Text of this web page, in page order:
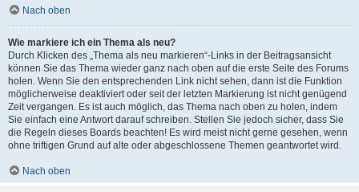
Nach oben
Wie markiere ich ein Thema als neu?
Durch Klicken des „Thema als neu markieren“-Links in der Beitragsansicht
können Sie das Thema wieder ganz nach oben auf die erste Seite des Forums
holen. Wenn Sie den entsprechenden Link nicht sehen, dann ist die Funktion
möglicherweise deaktiviert oder seit der letzten Markierung ist nicht genügend
Zeit vergangen. Es ist auch möglich, das Thema nach oben zu holen, indem
Sie einfach eine Antwort darauf schreiben. Stellen Sie jedoch sicher, dass Sie
die Regeln dieses Boards beachten! Es wird meist nicht gerne gesehen, wenn
ohne triftigen Grund auf alte oder abgeschlossene Themen geantwortet wird.
Nach oben